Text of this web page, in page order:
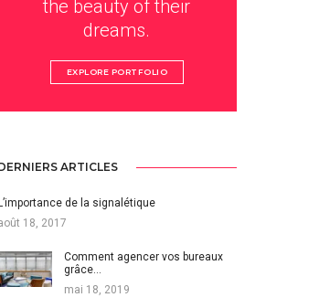
the beauty of their
dreams.
EXPLORE PORTFOLIO
ARTICLES
L’importance de la signalétique
18, 2017
Comment agencer vos bureaux
grâce…
mai 18, 2019